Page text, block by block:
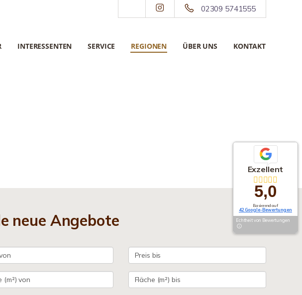
02309 5741555
INTERESSENTEN SERVICE REGIONEN ÜBER UNS KONTAKT
neue Angebote
Exzellent
5,0
Basierend auf
42 Google-Bewertungen
Echtheit von Bewertungen